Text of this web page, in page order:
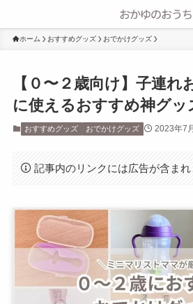
ホーム おすすめグッズ おでかけグッズ
【０〜２歳向け】子連れ
に使えるおすすめ神グッ
おすすめグッズ おでかけグッズ 2023年7
記事内のリンクには広告が含まれ